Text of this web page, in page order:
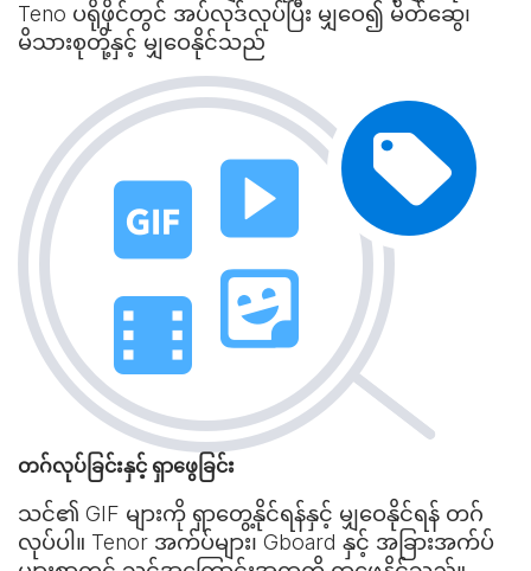
Teno ပရိုဖိုင်တွင် အပ်လုဒ်လုပ်ပြီး မျှဝေ၍ မိတ်ဆွေ၊
မိသားစုတို့နှင့် မျှဝေနိုင်သည်
တဂ်လုပ်ခြင်းနှင့် ရှာဖွေခြင်း
သင်၏ GIF များကို ရှာတွေ့နိုင်ရန်နှင့် မျှဝေနိုင်ရန် တဂ်
လုပ်ပါ။ Tenor အက်ပ်များ၊ Gboard နှင့် အခြားအက်ပ်